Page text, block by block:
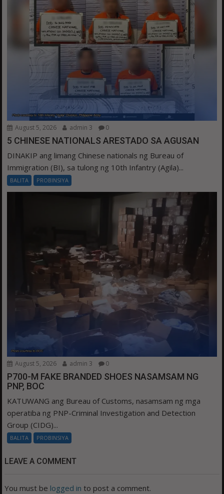
August 5, 2026 admin 3 0
5 CHINESE NATIONALS ARESTADO SA AGUSAN
DINAKIP ang limang Chinese nationals ng Bureau of
Immigration (BI), sa tulong ng 10th Infantry (Agila)...
BALITA PROBINSIYA
August 5, 2026 admin 3 0
P700-M FAKE BRANDED SHOES NASAMSAM NG
PNP, BOC
KATUWANG ang Bureau of Customs, nasamsam ng mga
operatiba ng PNP-Criminal Investigation and Detection
Group (CIDG)...
BALITA PROBINSIYA
LEAVE A COMMENT
You must be logged in to post a comment.